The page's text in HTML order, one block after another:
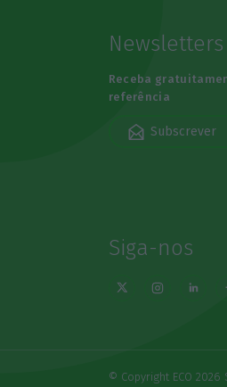
Newsletters
Receba
referência
Subscrever
Siga-nos
© Copyright ECO